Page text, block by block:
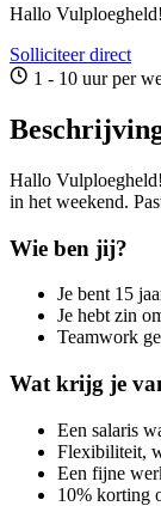
Hallo
Solliciteer direct
1 - 10 uur per
Hallo
in het weekend.
Wie ben jij?
Je bent 15
Je hebt zin
Teamwork
Wat krijg je
Een salaris
Flexibiliteit,
Een fijne
10% korting